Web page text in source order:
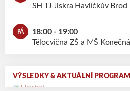
SH TJ Jiskra Havlíčkův Brod
PÁ
18:00 - 19:00
Tělocvična ZŠ a MŠ Konečná
VÝSLEDKY & AKTUÁLNÍ PROGRAM